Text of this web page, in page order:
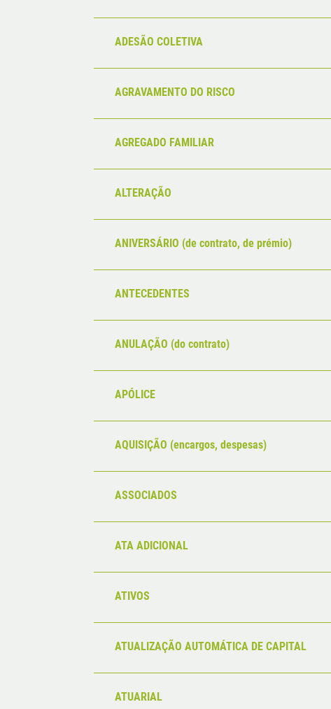
ADESÃO COLETIVA
AGRAVAMENTO DO RISCO
AGREGADO FAMILIAR
ALTERAÇÃO
ANIVERSÁRIO (de contrato, de prémio)
ANTECEDENTES
ANULAÇÃO (do contrato)
APÓLICE
AQUISIÇÃO (encargos, despesas)
ASSOCIADOS
ATA ADICIONAL
ATIVOS
ATUALIZAÇÃO AUTOMÁTICA DE CAPITAL
ATUARIAL